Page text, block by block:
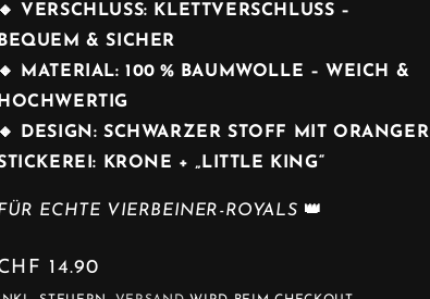
🔸 VERSCHLUSS: KLETTVERSCHLUSS –
BEQUEM & SICHER
🔸 MATERIAL: 100 % BAUMWOLLE – WEICH &
HOCHWERTIG
🔸 DESIGN: SCHWARZER STOFF MIT ORANGER
KRONE + „LITTLE KING“
ECHTE VIERBEINER-ROYALS 👑
14.90